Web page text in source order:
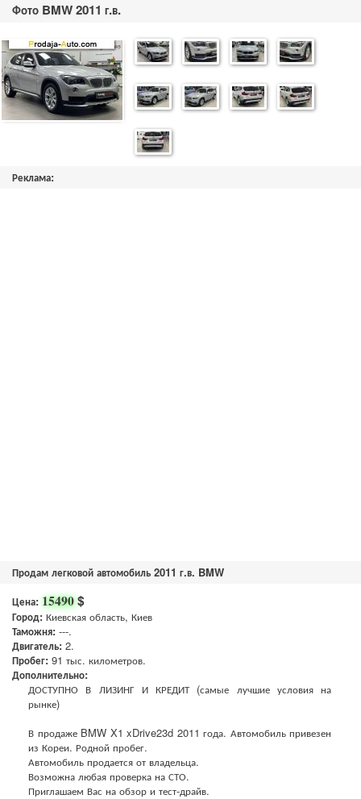
Фото BMW 2011 г.в.
Реклама:
Продам легковой автомобиль 2011 г.в. BMW
Цена: 15490$
Город: Киевская область, Киев
Таможня: ---.
Двигатель: 2.
Пробег: 91 тыс. километров.
Дополнительно:
ДОСТУПНО В ЛИЗИНГ И КРЕДИТ (самые лучшие условия на
рынке)
В продаже BMW X1 xDrive23d 2011 года. Автомобиль привезен
из Кореи. Родной пробег.
Автомобиль продается от владельца.
Возможна любая проверка на СТО.
Приглашаем Вас на обзор и тест-драйв.